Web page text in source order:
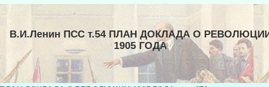
В.И.Ленин ПСС т.54 ПЛАН ДОКЛАДА О
1905 ГОДА